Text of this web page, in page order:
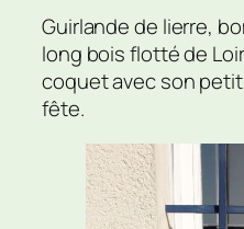
Guirlande de lierre,
long bois flotté de
coquet avec son
fête.